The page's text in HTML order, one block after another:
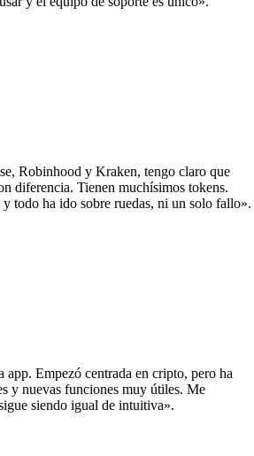
Robinhood y Kraken, tengo claro que
diferencia. Tienen muchísimos tokens.
todo ha ido sobre ruedas, ni un solo fallo».
app. Empezó centrada en cripto, pero ha
y nuevas funciones muy útiles. Me
siendo igual de intuitiva».